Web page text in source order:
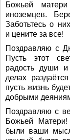
Божьей
иноземцев.
Заботьтесь о
и цените за все!
Поздравляю с
Пусть этот
радость души
делах
пусть жизнь
добрыми
Поздравляю с
Божьей
были ваши